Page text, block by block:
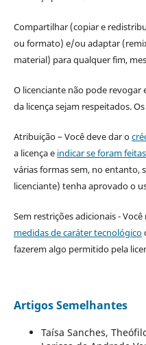
Compartilhar (copiar e
ou formato) e/ou adaptar
material) para qualquer fim,
O licenciante não pode revogar
da licença sejam respeitados.
Atribuição – Você deve dar o
a licença e indicar se foram
várias formas sem, no entanto,
licenciante) tenha aprovado o
Sem restrições adicionais -
medidas de caráter tecnológico
fazerem algo permitido pela
Artigos Semelhantes
Taísa Sanches,